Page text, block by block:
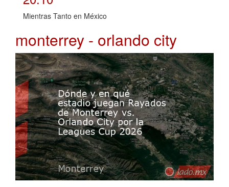
Mientras Tanto en México
monterrey - orlando city